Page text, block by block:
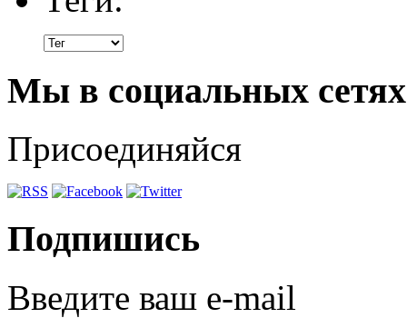
Мы в социальных сетях
Присоединяйся
Подпишись
Введите ваш e-mail